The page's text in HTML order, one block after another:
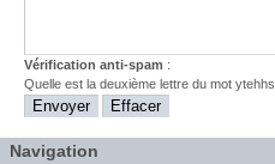
Vérification anti-spam :
Quelle est ladeuxième lettre du motytehhs
Navigation